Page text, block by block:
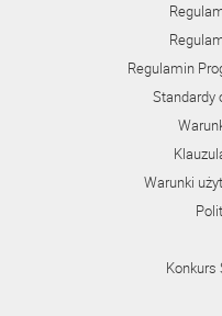
Regulamin
Standardy
Warunki
Konkurs